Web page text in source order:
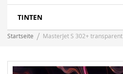
TINTEN
Startseite MasterJet S 302+ transparent